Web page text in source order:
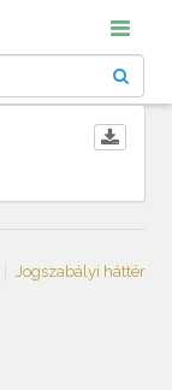
Jogszabályi háttér